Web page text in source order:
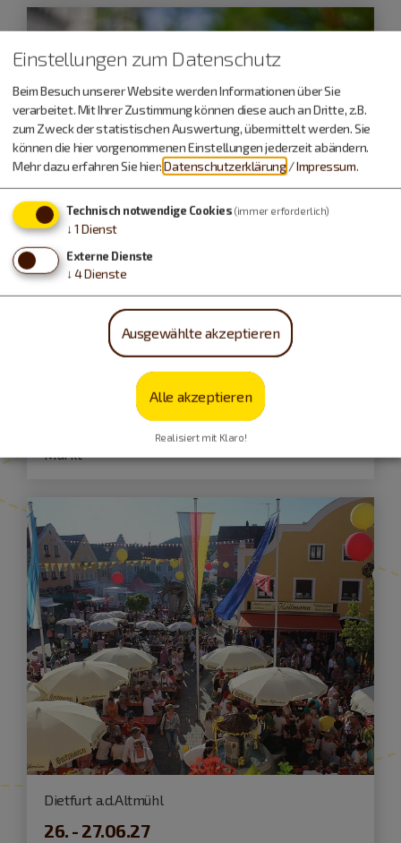
Dietfurt a.d.Altmühl
14.03.27
Fastenmarkt mit verkaufsoffenem
Markt
Dietfurt a.d.Altmühl
26. - 27.06.27
Einstellungen zum Datenschutz
Beim Besuch unserer Website werden Informationen über Sie
verarbeitet. Mit Ihrer Zustimmung können diese auch an Dritte, z.B.
zum Zweck der statistischen Auswertung, übermittelt werden. Sie
können die hier vorgenommenen Einstellungen jederzeit abändern.
Mehr dazu erfahren Sie hier:Datenschutzerklärung /Impressum.
Technisch notwendige Cookies (immer erforderlich)
↓ 1 Dienst
Externe Dienste
↓ 4Dienste
Ausgewählte akzeptieren
Alle akzeptieren
Realisiert mit Klaro!